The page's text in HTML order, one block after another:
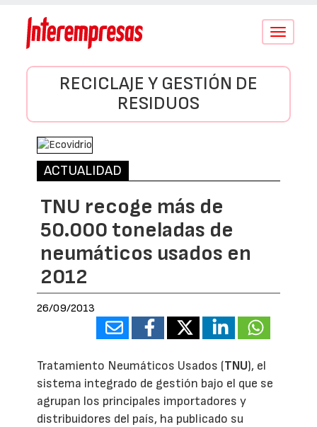
Conmutar
RECICLAJE Y GESTIÓN DE
RESIDUOS
ACTUALIDAD
TNU recoge más de
50.000 toneladas de
neumáticos usados en
2012
26/09/2013
Tratamiento Neumáticos Usados (TNU), el
sistema integrado de gestión bajo el que se
agrupan los principales importadores y
distribuidores del país, ha publicado su